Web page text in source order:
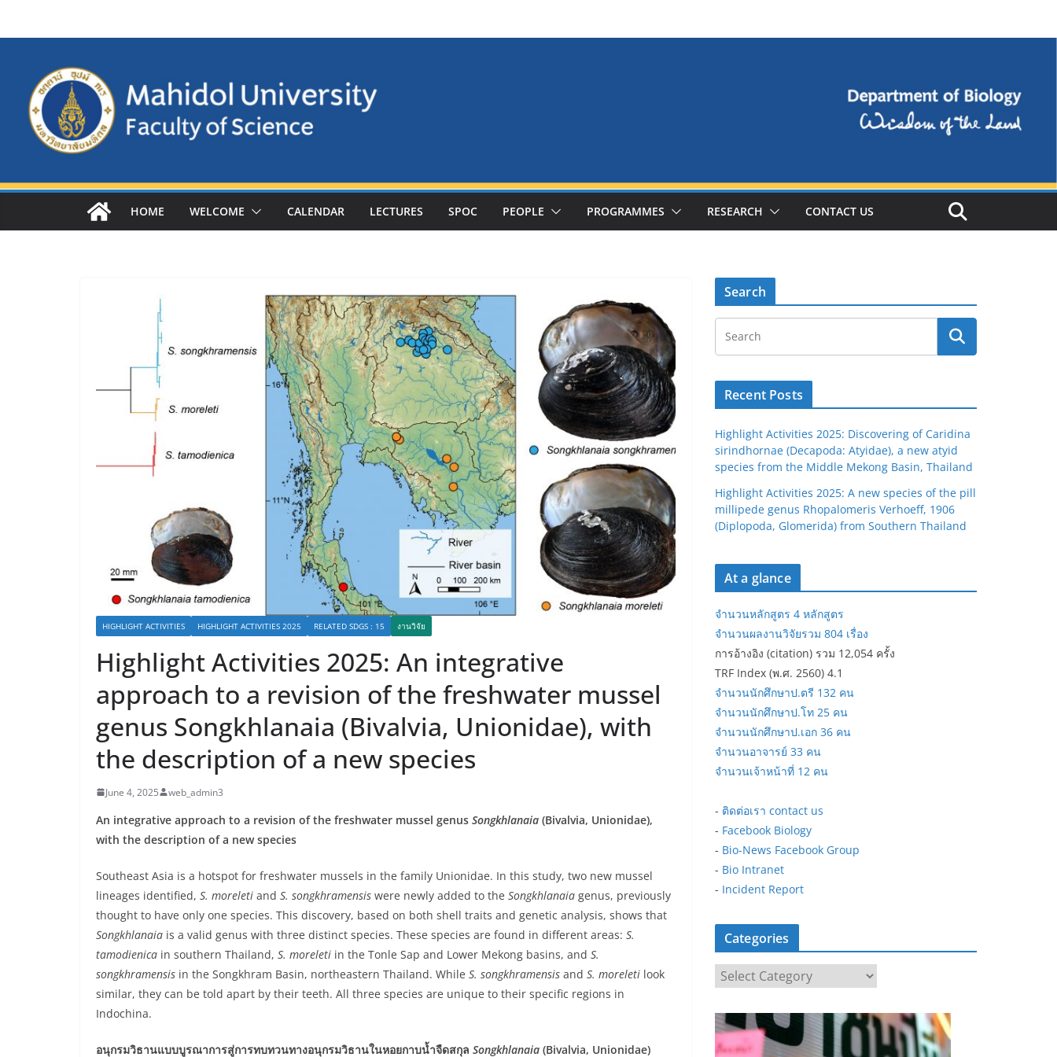
HOME WELCOME CALENDAR LECTURES SPOC PEOPLE PROGRAMMES RESEARCH CONTACT US
HIGHLIGHT ACTIVITIES HIGHLIGHT ACTIVITIES 2025 RELATED SDGS : 15 งานวิจัย
Highlight Activities 2025: An integrative
approach to a revision of the freshwater mussel
genus Songkhlanaia (Bivalvia, Unionidae), with
the description of a new species
June 4, 2025 web_admin3
An integrative approach to a revision of the freshwater mussel genus Songkhlanaia (Bivalvia, Unionidae),
with the description of a new species
Southeast Asia is a hotspot for freshwater mussels in the family Unionidae. In this study, two new mussel
lineages identified, S. moreleti and S. songkhramensis were newly added to the Songkhlanaia genus, previously
thought to have only one species. This discovery, based on both shell traits and genetic analysis, shows that
Songkhlanaia is a valid genus with three distinct species. These species are found in different areas: S.
tamodienica in southern Thailand, S. moreleti in the Tonle Sap and Lower Mekong basins, and S.
songkhramensis in the Songkhram Basin, northeastern Thailand. While S. songkhramensis and S. moreleti look
similar, they can be told apart by their teeth. All three species are unique to their specific regions in
Indochina.
อนุกรมวิธานแบบบูรณาการสู่การทบทวนทางอนุกรมวิธานในหอยกาบน้ำจืดสกุล Songkhlanaia (Bivalvia, Unionidae)
Search
Recent Posts
Highlight Activities 2025: Discovering of Caridina
sirindhornae (Decapoda: Atyidae), a new atyid
species from the Middle Mekong Basin, Thailand
Highlight Activities 2025: A new species of the pill
millipede genus Rhopalomeris Verhoeff, 1906
(Diplopoda, Glomerida) from Southern Thailand
At a glance
จำนวนหลักสูตร 4 หลักสูตร
จำนวนผลงานวิจัยรวม 804 เรื่อง
การอ้างอิง (citation) รวม 12,054 ครั้ง
TRF Index (พ.ศ. 2560) 4.1
จำนวนนักศึกษาป.ตรี 132 คน
จำนวนนักศึกษาป.โท 25 คน
จำนวนนักศึกษาป.เอก 36 คน
จำนวนอาจารย์ 33 คน
จำนวนเจ้าหน้าที่ 12 คน
- ติดต่อเรา contact us
- Facebook Biology
- Bio-News Facebook Group
- Bio Intranet
- Incident Report
Categories
a
t
e
g